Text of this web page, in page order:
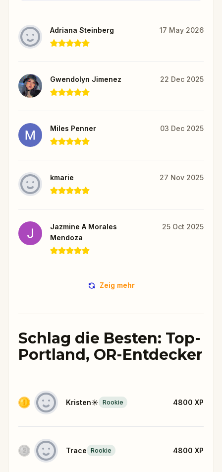
Adriana Steinberg 17 May 2026
Gwendolyn Jimenez 22 Dec 2025
Miles Penner 03 Dec 2025
kmarie 27 Nov 2025
Jazmine A Morales
Mendoza
25 Oct 2025
Zeig mehr
Schlag die Besten: Top-
Portland, OR-Entdecker
Kristen☀️ Rookie 4800 XP
Trace Rookie 4800 XP